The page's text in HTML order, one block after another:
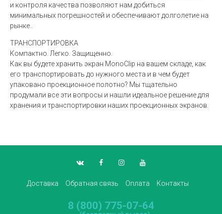
и контроля качества позволяют нам добиться
минимальных погрешностей и обеспечивают долголетие на
рынке..
ТРАНСПОРТИРОВКА
Компактно. Легко. Защищенно.
Как вы будете хранить экран MonoClip на вашем складе, как
его транспортировать до нужного места и в чем будет
упаковано проекционное полотно? Мы тщательно
продумали все эти вопросы и нашли идеальное решение для
хранения и транспортировки наших проекционных экранов.
Доставка Обратная связь Оплата Контакты
8 (800) 775-07-64